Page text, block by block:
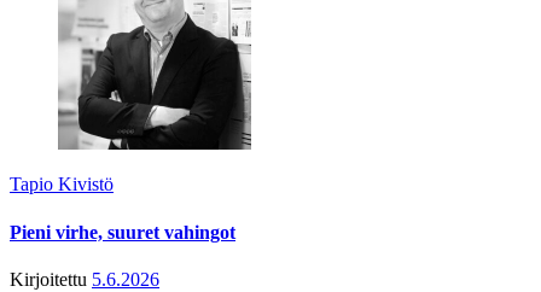
Tapio Kivistö
Pieni virhe, suuret vahingot
Kirjoitettu 5.6.2026